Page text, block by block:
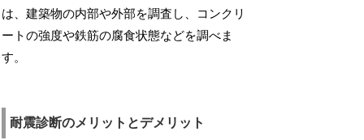
は、建築物の内部や外部を調査し、コンクリ
ートの強度や鉄筋の腐食状態などを調べま
す。
耐震診断のメリットとデメリット